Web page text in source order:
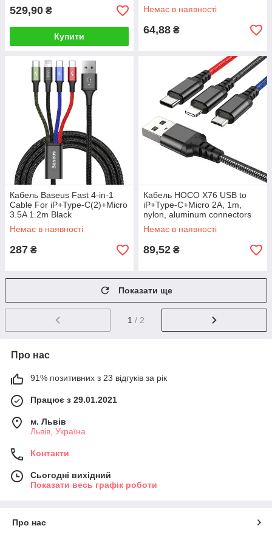
529,90 ₴
Купити
Немає в наявності
64,88 ₴
Кабель Baseus Fast 4-in-1
Cable For iP+Type-C(2)+Micro
3.5A 1.2m Black
Немає в наявності
287 ₴
Кабель HOCO X76 USB to
iP+Type-C+Micro 2A, 1m,
nylon, aluminum connectors
Black+Red+Blue
Немає в наявності
89,52 ₴
Показати ще
1 / 2
Про нас
91% позитивних з 23 відгуків за рік
Працює з 29.01.2021
м. Львів
Львів, Україна
Контакти
Сьогодні вихідний
Показати весь графік роботи
Про нас